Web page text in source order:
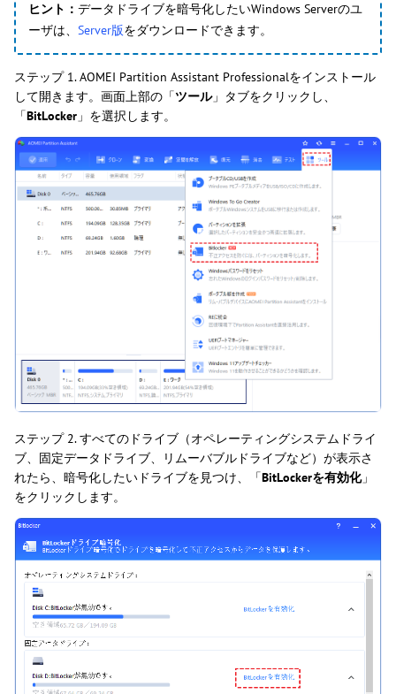
ヒント： データドライブを暗号化したいWindows Serverのユ
ーザは、 Server版をダウンロードできます。
ステップ 1. AOMEI Partition Assistant Professionalをインストール
して開きます。画面上部の「ツール」タブをクリックし、
「BitLocker 」を選択します。
ステップ 2. すべてのドライブ（オペレーティングシステムドライ
ブ、固定データドライブ、リムーバブルドライブなど）が表示さ
れたら、暗号化したいドライブを見つけ、「BitLockerを有効化」
をクリックします。